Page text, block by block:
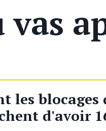
vas
les blocages
d'avoir